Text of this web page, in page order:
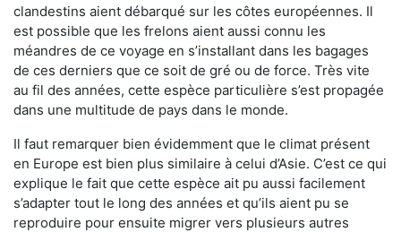
clandestins aient débarqué sur les côtes européennes. Il
est possible que les frelons aient aussi connu les
méandres de ce voyage en s’installant dans les bagages
de ces derniers que ce soit de gré ou de force. Très vite
au fil des années, cette espèce particulière s’est propagée
dans une multitude de pays dans le monde.
Il faut remarquer bien évidemment que le climat présent
en Europe est bien plus similaire à celui d’Asie. C’est ce qui
explique le fait que cette espèce ait pu aussi facilement
s’adapter tout le long des années et qu’ils aient pu se
reproduire pour ensuite migrer vers plusieurs autres